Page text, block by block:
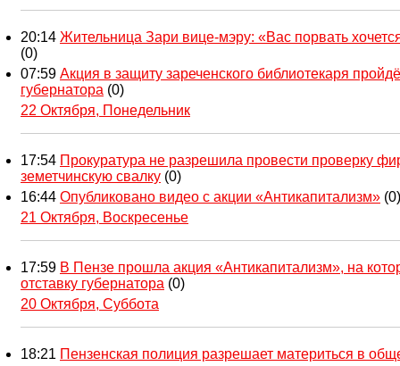
20:14 Жительница Зари вице-мэру: «Вас порвать
(0)
07:59 Акция в защиту зареченского библиотекаря
губернатора (0)
22 Октября, Понедельник
17:54 Прокуратура не разрешила провести проверку
земетчинскую свалку (0)
16:44 Опубликовано видео с акции «Антикапитализм» (0)
21 Октября, Воскресенье
17:59 В Пензе прошла акция «Антикапитализм», на
отставку губернатора (0)
20 Октября, Суббота
18:21 Пензенская полиция разрешает материться в